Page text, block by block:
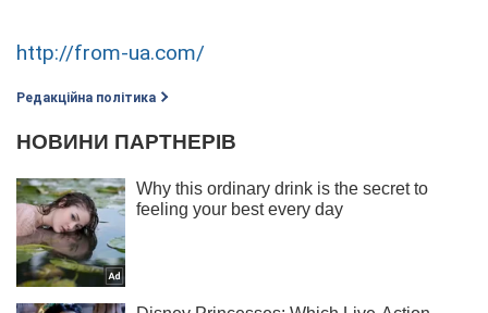
http://from-ua.com/
Редакційна політика